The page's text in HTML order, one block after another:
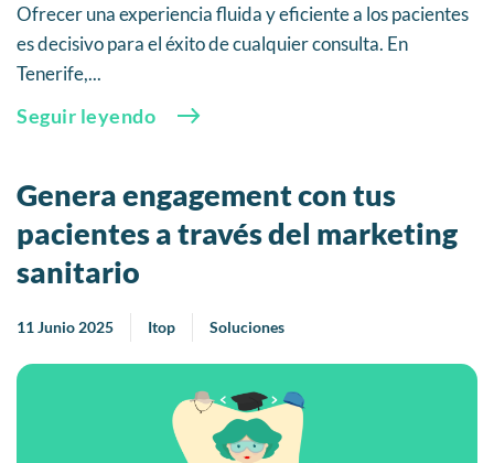
Ofrecer una experiencia fluida y eficiente a los pacientes
es decisivo para el éxito de cualquier consulta. En
Tenerife,...
Seguir leyendo
Genera engagement con tus
pacientes a través del marketing
sanitario
11 Junio 2025 Itop Soluciones